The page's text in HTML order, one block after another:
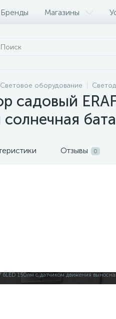
Бренды Магазины
Световое оборудование
садовый
солнечная
Отзывы 0